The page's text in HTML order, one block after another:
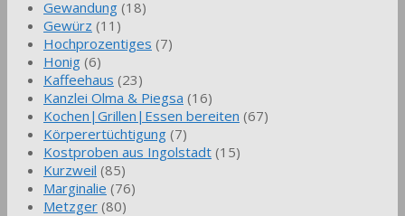
Gewandung (18)
Gewürz (11)
Hochprozentiges (7)
Honig (6)
Kaffeehaus (23)
Kanzlei Olma & Piegsa (16)
Kochen|Grillen|Essen bereiten (67)
Körperertüchtigung (7)
Kostproben aus Ingolstadt (15)
Kurzweil (85)
Marginalie (76)
Metzger (80)